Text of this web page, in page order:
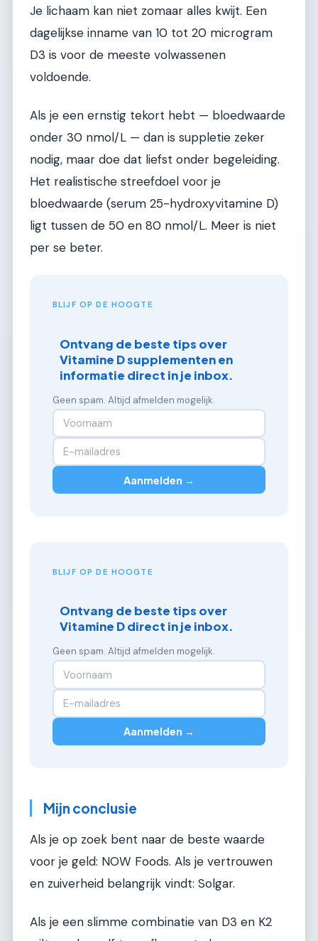
Je lichaam kan niet zomaar alles kwijt. Een
dagelijkse inname van 10 tot 20 microgram
D3 is voor de meeste volwassenen
voldoende.
Als je een ernstig tekort hebt — bloedwaarde
onder 30 nmol/L — dan is suppletie zeker
nodig, maar doe dat liefst onder begeleiding.
Het realistische streefdoel voor je
bloedwaarde (serum 25-hydroxyvitamine D)
ligt tussen de 50 en 80 nmol/L. Meer is niet
per se beter.
BLIJF OP DE HOOGTE
Ontvang de beste tips over
Vitamine D supplementen en
informatie direct in je inbox.
Geen spam. Altijd afmelden mogelijk.
Aanmelden →
BLIJF OP DE HOOGTE
Ontvang de beste tips over
Vitamine D direct in je inbox.
Geen spam. Altijd afmelden mogelijk.
Aanmelden →
Mijn conclusie
Als je op zoek bent naar de beste waarde
voor je geld: NOW Foods. Als je vertrouwen
en zuiverheid belangrijk vindt: Solgar.
Als je een slimme combinatie van D3 en K2